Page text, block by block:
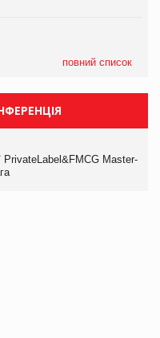
повний список
PrivateLabel&FMCG Master-